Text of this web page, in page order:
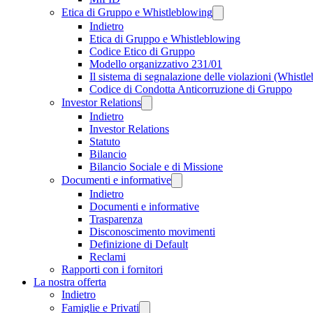
Etica di Gruppo e Whistleblowing
Indietro
Etica di Gruppo e Whistleblowing
Codice Etico di Gruppo
Modello organizzativo 231/01
Il sistema di segnalazione delle violazioni
Codice di Condotta Anticorruzione di Gruppo
Investor Relations
Indietro
Investor Relations
Statuto
Bilancio
Bilancio Sociale e di Missione
Documenti e informative
Indietro
Documenti e informative
Trasparenza
Disconoscimento movimenti
Definizione di Default
Reclami
Rapporti con i fornitori
La nostra offerta
Indietro
Famiglie e Privati